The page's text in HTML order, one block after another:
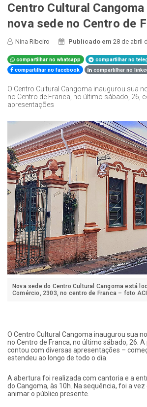
Centro Cultural
nova sede no Centro de
Nina Ribeiro Publicado em28 de abril
compartilhar no whatsapp
compartilhar no
compartilhar no facebook
compartilhar no
O Centro Cultural Cangoma inaugurou sua
no Centro de Franca, no último sábado, 26,
apresentações
Nova sede do Centro Cultural Cangoma está
Comércio, 2303, no centro de Franca – foto
O Centro Cultural Cangoma inaugurou sua
no Centro de Franca, no último sábado, 26.
contou com diversas apresentações –
estendeu ao longo de todo o dia.
A abertura foi realizada com cantoria e a
do Cangoma, às 10h. Na sequência, foi a vez
animar o público presente.